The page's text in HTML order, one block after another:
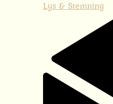
Lys & Stemning